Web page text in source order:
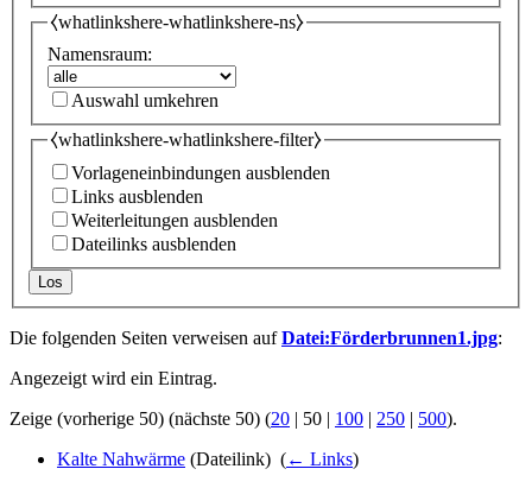
⧼whatlinkshere-whatlinkshere-ns⧽
Namensraum:
Auswahl umkehren
⧼whatlinkshere-whatlinkshere-filter⧽
Vorlageneinbindungen ausblenden
Links ausblenden
Weiterleitungen ausblenden
Dateilinks ausblenden
Los
Die folgenden Seiten verweisen aufDatei:Förderbrunnen1.jpg:
Angezeigt wird ein Eintrag.
Zeige (vorherige 50) (nächste 50) (20 | 50 | 100 | 250 | 500).
Kalte Nahwärme (Dateilink) ‎ (← Links)